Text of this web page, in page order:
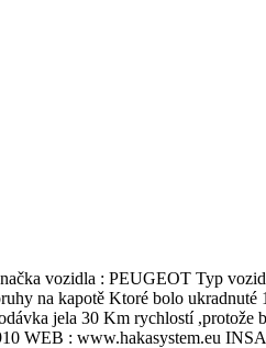
vozidla : PEUGEOT Typ
na kapotě Ktoré bolo ukradnuté
jela 30 Km rychlostí ,protože
WEB : www.hakasystem.eu